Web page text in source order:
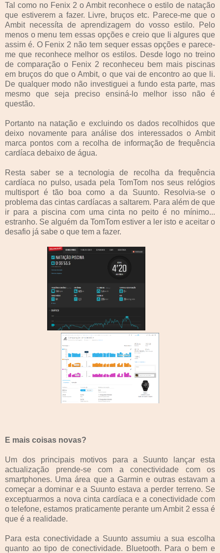
Tal como no Fenix 2 o Ambit reconhece o estilo de natação
que estiverem a fazer. Livre, bruços etc. Parece-me que o
Ambit necessíta de aprendizagem do vosso estilo. Pelo
menos o menu tem essas opções e creio que li algures que
assim é. O Fenix 2 não tem sequer essas opções e parece-
me que reconhece melhor os estilos. Desde logo no treino
de comparação o Fenix 2 reconheceu bem mais piscinas
em bruços do que o Ambit, o que vai de encontro ao que li.
De qualquer modo não investiguei a fundo esta parte, mas
mesmo que seja preciso ensiná-lo melhor isso não é
questão.
Portanto na natação e excluindo os dados recolhidos que
deixo novamente para análise dos interessados o Ambit
marca pontos com a recolha de informação de frequência
cardíaca debaixo de água.
Resta saber se a tecnologia de recolha da frequência
cardíaca no pulso, usada pela TomTom nos seus relógios
multisport é tão boa como a da Suunto. Resolvia-se o
problema das cintas cardíacas a saltarem. Para além de que
ir para a piscina com uma cinta no peito é no mínimo...
estranho. Se alguém da TomTom estiver a ler isto e aceitar o
desafio já sabe o que tem a fazer.
E mais coisas novas?
Um dos principais motivos para a Suunto lançar esta
actualização prende-se com a conectividade com os
smartphones. Uma área que a Garmin e outras estavam a
começar a dominar e a Suunto estava a perder terreno. Se
exceptuarmos a nova cinta cardíaca e a conectividade com
o telefone, estamos praticamente perante um Ambit 2 essa é
que é a realidade.
Para esta conectividade a Suunto assumiu a sua escolha
quanto ao tipo de conectividade. Bluetooth. Para o bem e